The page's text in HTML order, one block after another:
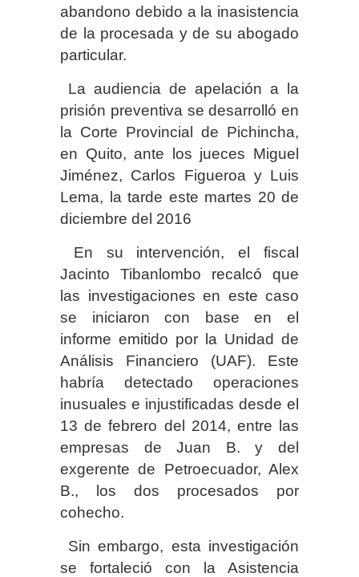
abandono debido a la inasistencia
de la procesada y de su abogado
particular.
La audiencia de apelación a la
prisión preventiva se desarrolló en
la Corte Provincial de Pichincha,
en Quito, ante los jueces Miguel
Jiménez, Carlos Figueroa y Luis
Lema, la tarde este martes 20 de
diciembre del 2016
En su intervención, el fiscal
Jacinto Tibanlombo recalcó que
las investigaciones en este caso
se iniciaron con base en el
informe emitido por la Unidad de
Análisis Financiero (UAF). Este
habría detectado operaciones
inusuales e injustificadas desde el
13 de febrero del 2014, entre las
empresas de Juan B. y del
exgerente de Petroecuador, Alex
B., los dos procesados por
cohecho.
Sin embargo, esta investigación
se fortaleció con la Asistencia